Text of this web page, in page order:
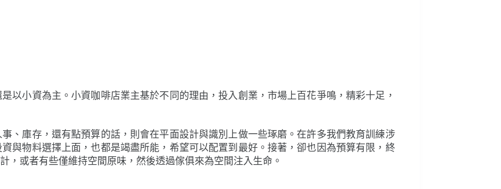
以小資為主。小資咖啡店業主基於不同的理由，投入創業，市場上百花爭鳴，精彩十足，
、庫存，還有點預算的話，則會在平面設計與識別上做一些琢磨。在許多我們教育訓練涉
與物料選擇上面，也都是竭盡所能，希望可以配置到最好。接著，卻也因為預算有限，終
，或者有些僅維持空間原味，然後透過傢俱來為空間注入生命。